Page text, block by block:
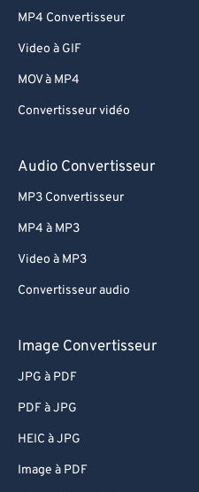
MP4 Convertisseur
Video à GIF
MOV à MP4
Convertisseur vidéo
Audio Convertisseur
MP3 Convertisseur
MP4 à MP3
Video à MP3
Convertisseur audio
Image Convertisseur
JPG à PDF
PDF à JPG
HEIC à JPG
Image à PDF